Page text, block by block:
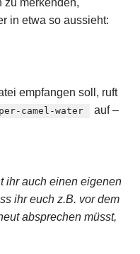
zu merkenden,
in etwa so aussieht:
empfangen soll, ruft
camel-water
auf –
ihr auch einen eigenen
ihr euch z.B. vor dem
absprechen müsst,